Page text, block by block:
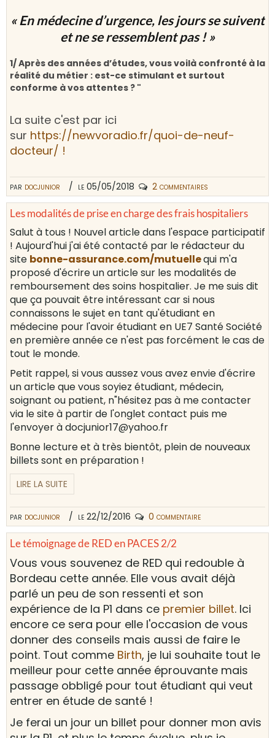
par docjunior le 05/05/2018 2 commentaires
« En médecine d’urgence, les jours se suivent
et ne se ressemblent pas ! »
1/ Après des années d’études, vous voilà confronté à la
réalité du métier : est-ce stimulant et surtout
conforme à vos attentes ? "
La suite c'est par ici
sur https://newvoradio.fr/quoi-de-neuf-
docteur/ !
Les modalités de prise en charge des frais hospitaliers
par docjunior le 22/12/2016 0 commentaire
Salut à tous ! Nouvel article dans l'espace participatif
! Aujourd'hui j'ai été contacté par le rédacteur du
site bonne-assurance.com/mutuellequi m'a
proposé d'écrire un article sur les modalités de
remboursement des soins hospitalier. Je me suis dit
que ça pouvait être intéressant car si nous
connaissons le sujet en tant qu'étudiant en
médecine pour l'avoir étudiant en UE7 Santé Société
en première année ce n'est pas forcément le cas de
tout le monde.
Petit rappel, si vous aussez vous avez envie d'écrire
un article que vous soyiez étudiant, médecin,
soignant ou patient, n"hésitez pas à me contacter
via le site à partir de l'onglet contact puis me
l'envoyer à docjunior17@yahoo.fr
Bonne lecture et à très bientôt, plein de nouveaux
billets sont en préparation !
LIRE LA SUITE
Le témoignage de RED en PACES 2/2
Vous vous souvenez de RED qui redouble à
Bordeau cette année. Elle vous avait déjà
parlé un peu de son ressenti et son
expérience de la P1 dans ce premier billet. Ici
encore ce sera pour elle l'occasion de vous
donner des conseils mais aussi de faire le
point. Tout comme Birth, je lui souhaite tout le
meilleur pour cette année éprouvante mais
passage obbligé pour tout étudiant qui veut
entrer en étude de santé !
Je ferai un jour un billet pour donner mon avis